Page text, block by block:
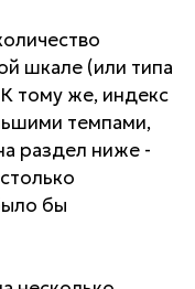
шкале (или типа
К тому же, индекс
темпами,
раздел ниже -
бы